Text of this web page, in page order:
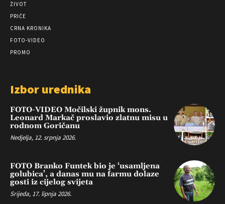
ŽIVOT
PRIČE
CRNA KRONIKA
FOTO-VIDEO
PROMO
Izbor urednika
FOTO-VIDEO Močilski župnik mons.
Leonard Markač proslavio zlatnu misu u
rodnom Goričanu
Nedjelja, 12. srpnja 2026.
FOTO Branko Funtek bio je ‘usamljena
golubica’, a danas mu na farmu dolaze
gosti iz cijelog svijeta
Srijeda, 17. lipnja 2026.